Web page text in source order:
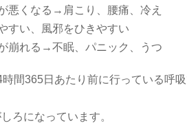
悪くなる→肩こり、腰痛、冷え
すい、風邪をひきやすい
崩れる→不眠、パニック、うつ
間365日あたり前に行っている呼吸
ろになっています。